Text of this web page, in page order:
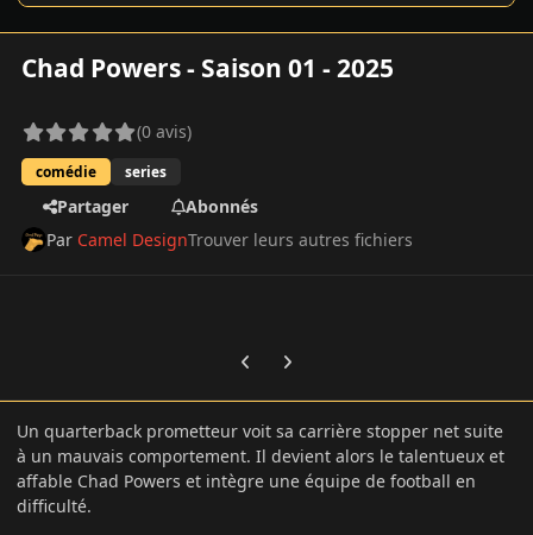
Chad Powers - Saison 01 - 2025
(0 avis)
comédie series
Partager
Abonnés
Par Camel DesignTrouver leurs autres fichiers
Previous carousel slide
Next carousel slide
Un quarterback prometteur voit sa carrière stopper net suite
à un mauvais comportement. Il devient alors le talentueux et
affable Chad Powers et intègre une équipe de football en
difficulté.